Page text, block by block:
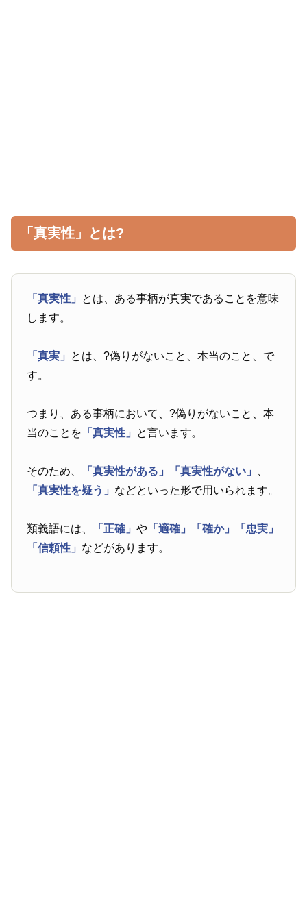
「真実性」とは?
「真実性」 とは、ある事柄が真実であることを意味
します。
「真実」 とは、?偽りがないこと、本当のこと、で
す。
つまり、ある事柄において、?偽りがないこと、本
当のことを 「真実性」 と言います。
そのため、 「真実性がある」 「真実性がない」
「真実性を疑う」 などといった形で用いられます。
類義語には、 「正確」や 「適確」 「確か」
「忠実」
「信頼性」 などがあります。